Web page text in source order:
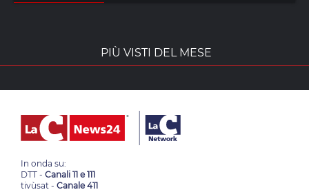
PIÙ VISTI DEL MESE
In onda su:
DTT - Canali 11 e 111
tivùsat - Canale 411